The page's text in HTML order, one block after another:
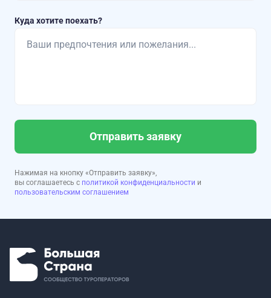
Куда хотите поехать?
Отправить заявку
Нажимая на кнопку «Отправить заявку»,
вы соглашаетесь с политикой конфиденциальности и
пользовательским соглашением